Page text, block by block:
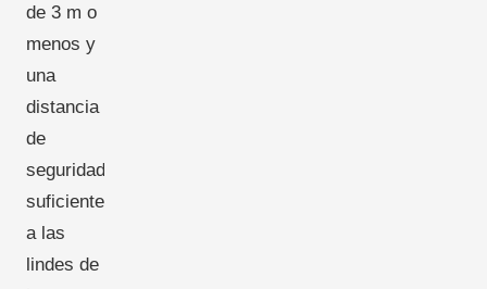
de 3 m o
menos y
una
distancia
de
seguridad
suficiente
a las
lindes de